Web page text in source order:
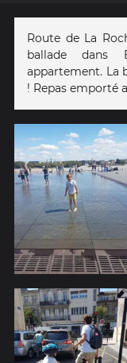
Route de La
ballade dans
appartement. La
! Repas emporté